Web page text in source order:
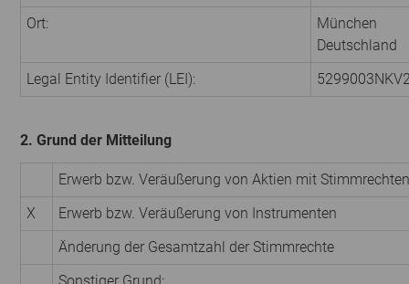
Ort:
München
Deutschland
Legal Entity Identifier (LEI):
2. Grund der Mitteilung
Erwerb bzw. Veräußerung von Aktien mit Stimmrechten
X
Erwerb bzw. Veräußerung von Instrumenten
Änderung der Gesamtzahl der Stimmrechte